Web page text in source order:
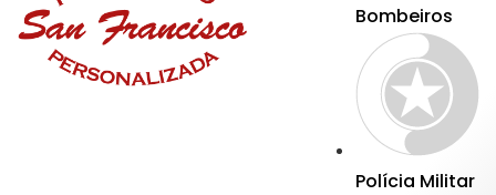
Bombeiros
Polícia Militar